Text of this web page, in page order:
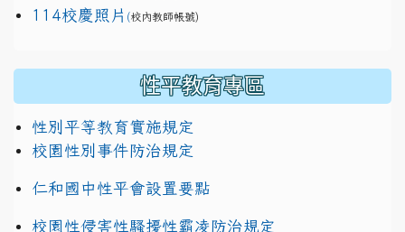
114校慶照片 (校內教師帳號)
性平教育專區
性別平等教育實施規定
校園性別事件防治規定
仁和國中性平會設置要點
校園性侵害性騷擾性霸凌防治規定